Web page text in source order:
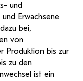
und
Erwachsene
bei,
von
Produktion bis zur
zu den
ist ein